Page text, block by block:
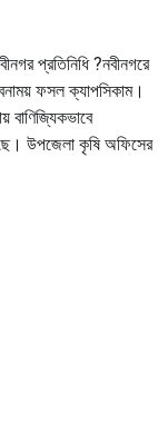
প্রতিনিধি ?নবীনগরে
ফসল ক্যাপসিকাম।
উপজেলা কৃষি অফিসের